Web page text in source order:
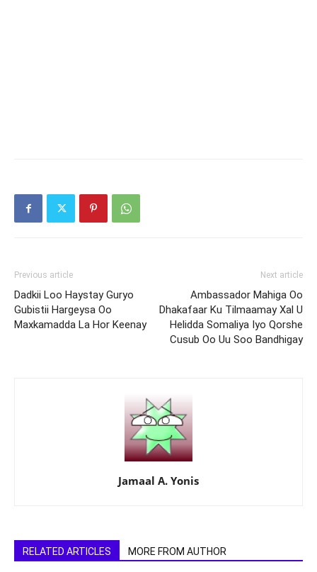
Previous article
Dadkii Loo Haystay Guryo
Gubistii Hargeysa Oo
Maxkamadda La Hor Keenay
Next article
Ambassador Mahiga Oo
Dhakafaar Ku Tilmaamay Xal U
Helidda Somaliya Iyo Qorshe
Cusub Oo Uu Soo Bandhigay
Jamaal A. Yonis
RELATED ARTICLES MORE FROM AUTHOR